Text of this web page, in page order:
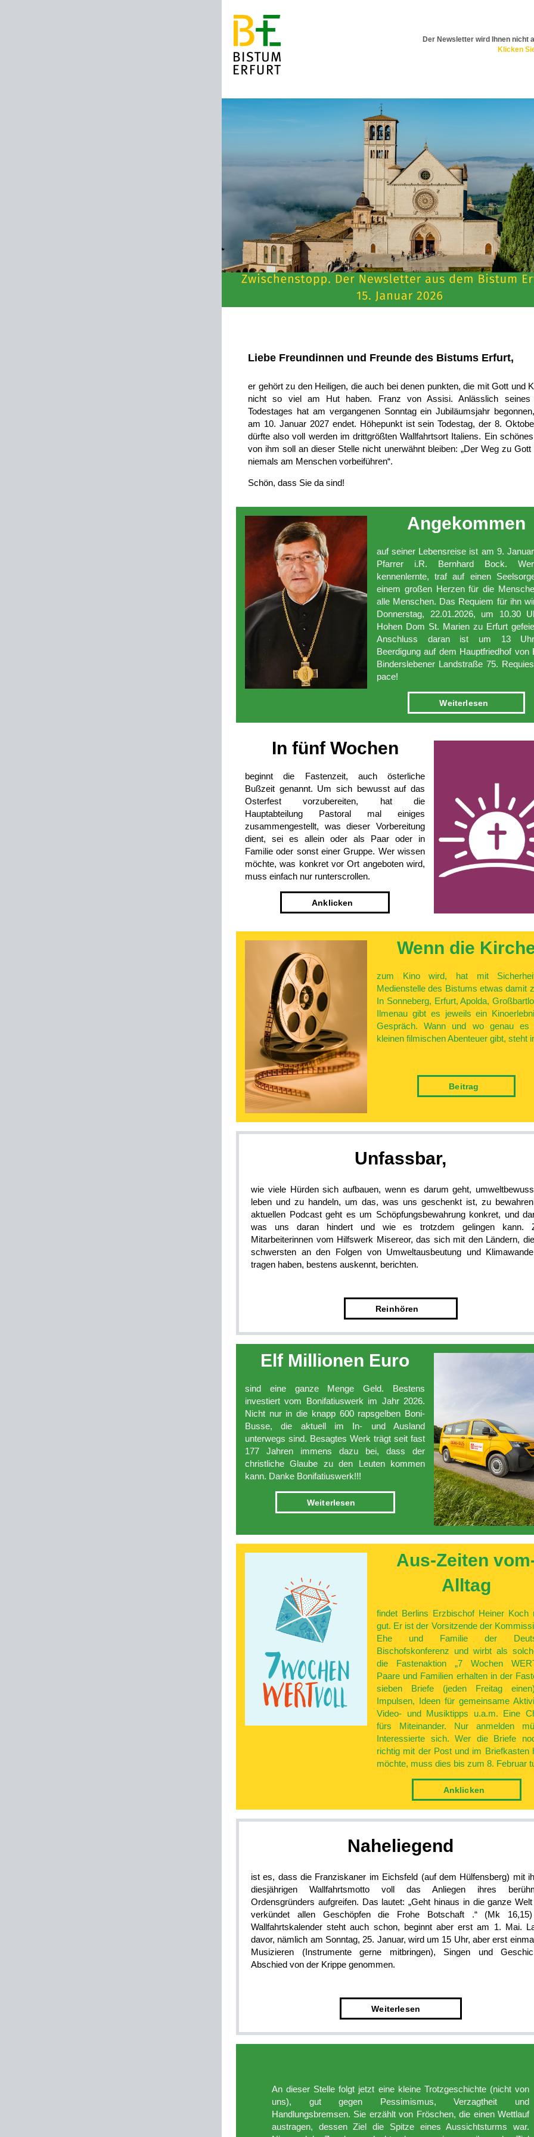
Der Newsletter wird Ihnen nicht
Klicken
Liebe Freundinnen und Freunde des Bistums Erfurt,
er gehört zu den Heiligen, die auch bei denen punkten, die mit Gott und
nicht so viel am Hut haben. Franz von Assisi. Anlässlich seines
Todestages hat am vergangenen Sonntag ein Jubiläumsjahr
am 10. Januar 2027 endet. Höhepunkt ist sein Todestag, der 8.
dürfte also voll werden im drittgrößten Wallfahrtsort Italiens. Ein
von ihm soll an dieser Stelle nicht unerwähnt bleiben: „Der Weg zu Gott
niemals am Menschen vorbeiführen“.
Schön, dass Sie da sind!
Ange­kommen
auf seiner Lebensreise ist am 9.
Pfarrer i.R. Bernhard Bock.
kennenlernte, traf auf einen
einem großen Herzen für die
alle Menschen. Das Requiem für ihn
Donnerstag, 22.01.2026, um 10.30
Hohen Dom St. Marien zu Erfurt
Anschluss daran ist um 13
Beerdigung auf dem Hauptfriedhof von
Binderslebener Landstraße 75.
pace!
Weiter­lesen
In fünf­ Wochen
beginnt die Fastenzeit, auch österliche
Bußzeit genannt. Um sich bewusst auf das
Osterfest vorzubereiten, hat die
Hauptabteilung Pastoral mal einiges
zusammengestellt, was dieser Vorbereitung
dient, sei es allein oder als Paar oder in
Familie oder sonst einer Gruppe. Wer wissen
möchte, was konkret vor Ort angeboten wird,
muss einfach nur runterscrollen.
An­klicken
Wenn die­
zum Kino wird, hat mit
Medienstelle des Bistums etwas damit
In Sonneberg, Erfurt, Apolda,
Ilmenau gibt es jeweils ein
Gespräch. Wann und wo genau es
kleinen filmischen Abenteuer gibt, steht
Bei­trag
Un­fassbar,
wie viele Hürden sich aufbauen, wenn es darum geht,
leben und zu handeln, um das, was uns geschenkt ist, zu
aktuellen Podcast geht es um Schöpfungsbewahrung konkret, und
was uns daran hindert und wie es trotzdem gelingen kann.
Mitarbeiterinnen vom Hilfswerk Misereor, das sich mit den Ländern,
schwersten an den Folgen von Umweltausbeutung und
tragen haben, bestens auskennt, berichten.
Rein­hören
Elf Millionen­ Euro
sind eine ganze Menge Geld. Bestens
investiert vom Bonifatiuswerk im Jahr 2026.
Nicht nur in die knapp 600 rapsgelben Boni-
Busse, die aktuell im In- und Ausland
unterwegs sind. Besagtes Werk trägt seit fast
177 Jahren immens dazu bei, dass der
christliche Glaube zu den Leuten kommen
kann. Danke Bonifatiuswerk!!!
Weiterlesen
Aus-Zeiten
Alltag
findet Berlins Erzbischof Heiner Koch
gut. Er ist der Vorsitzende der
Ehe und Familie der
Bischofskonferenz und wirbt als
die Fastenaktion „7 Wochen
Paare und Familien erhalten in der
sieben Briefe (jeden Freitag
Impulsen, Ideen für gemeinsame
Video- und Musiktipps u.a.m. Eine
fürs Miteinander. Nur anmelden
Interessierte sich. Wer die Briefe
richtig mit der Post und im Briefkasten
möchte, muss dies bis zum 8. Februar
An­klicken
Nahe­liegend
ist es, dass die Franziskaner im Eichsfeld (auf dem Hülfensberg) mit
diesjährigen Wallfahrtsmotto voll das Anliegen ihres
Ordensgründers aufgreifen. Das lautet: „Geht hinaus in die ganze
verkündet allen Geschöpfen die Frohe Botschaft .“ (Mk
Wallfahrtskalender steht auch schon, beginnt aber erst am 1. Mai.
davor, nämlich am Sonntag, 25. Januar, wird um 15 Uhr, aber erst
Musizieren (Instrumente gerne mitbringen), Singen und
Abschied von der Krippe genommen.
Weiter­lesen
An dieser Stelle folgt jetzt eine kleine Trotzgeschichte (nicht von
uns), gut gegen Pessimismus, Verzagtheit und
Handlungsbremsen. Sie erzählt von Fröschen, die einen Wettlauf
austragen, dessen Ziel die Spitze eines Aussichtsturms war.